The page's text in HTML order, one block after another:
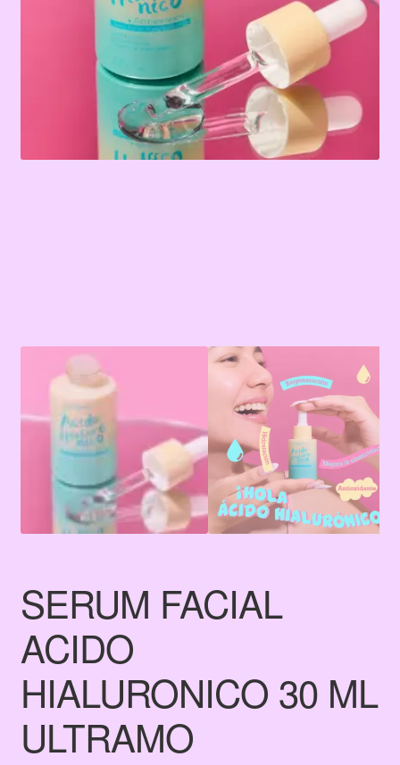
SERUM FACIAL
ACIDO
HIALURONICO 30 ML
ULTRAMO